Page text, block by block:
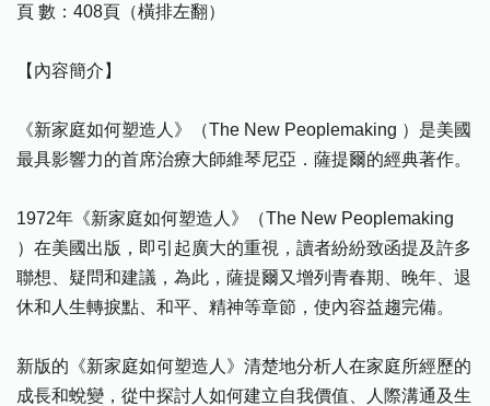
頁 數：408頁（橫排左翻）
【內容簡介】
《新家庭如何塑造人》（The New Peoplemaking ）是美國
最具影響力的首席治療大師維琴尼亞．薩提爾的經典著作。
1972年《新家庭如何塑造人》（The New Peoplemaking
）在美國出版，即引起廣大的重視，讀者紛紛致函提及許多
聯想、疑問和建議，為此，薩提爾又增列青春期、晚年、退
休和人生轉捩點、和平、精神等章節，使內容益趨完備。
新版的《新家庭如何塑造人》清楚地分析人在家庭所經歷的
成長和蛻變，從中探討人如何建立自我價值、人際溝通及生